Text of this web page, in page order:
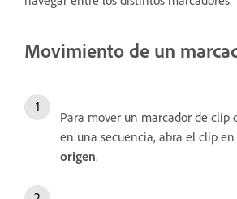
Movimiento de un
Para mover un marcador de clip
en una secuencia, abra el clip
origen.